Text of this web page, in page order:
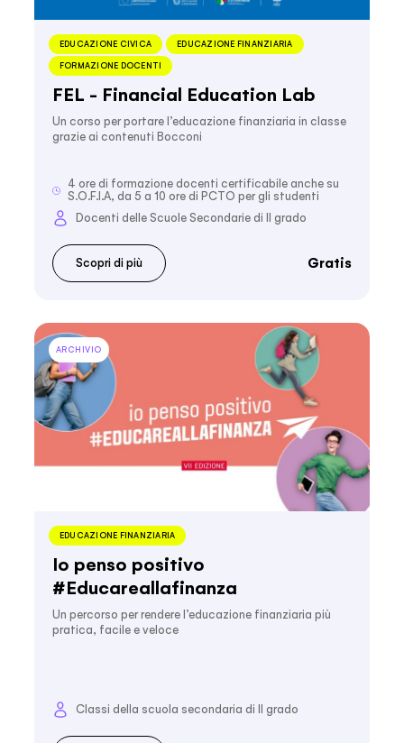
EDUCAZIONE CIVICA EDUCAZIONE FINANZIARIA
FORMAZIONE DOCENTI
FEL - Financial Education Lab
Un corso per portare l’educazione finanziaria in classe
grazie ai contenuti Bocconi
4 ore di formazione docenti certificabile anche su
S.O.F.I.A, da 5 a 10 ore di PCTO per gli studenti
Docenti delle Scuole Secondarie di II grado
Scopri di più Gratis
ARCHIVIO
EDUCAZIONE FINANZIARIA
Io penso positivo
#Educareallafinanza
Un percorso per rendere l’educazione finanziaria più
pratica, facile e veloce
Classi della scuola secondaria di II grado